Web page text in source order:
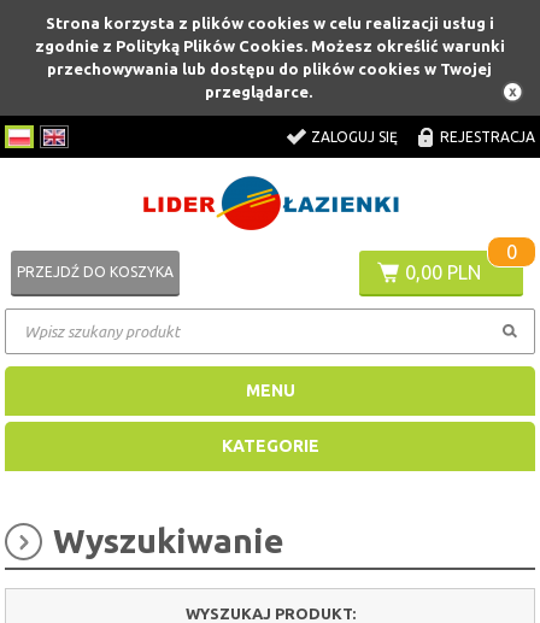
Strona korzysta z plików cookies w celu realizacji usług i
zgodnie z Polityką Plików Cookies. Możesz określić warunki
przechowywania lub dostępu do plików cookies w Twojej
przeglądarce.
ZALOGUJ SIĘ REJESTRACJA
0,00 PLN
0
PRZEJDŹ DO KOSZYKA
MENU
KATEGORIE
Wyszukiwanie
WYSZUKAJ PRODUKT: